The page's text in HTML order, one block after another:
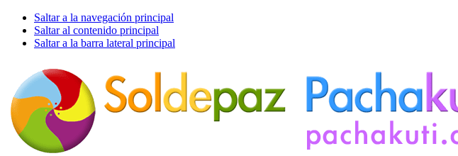
Saltar a la navegación principal
Saltar al contenido principal
Saltar a la barra lateral principal